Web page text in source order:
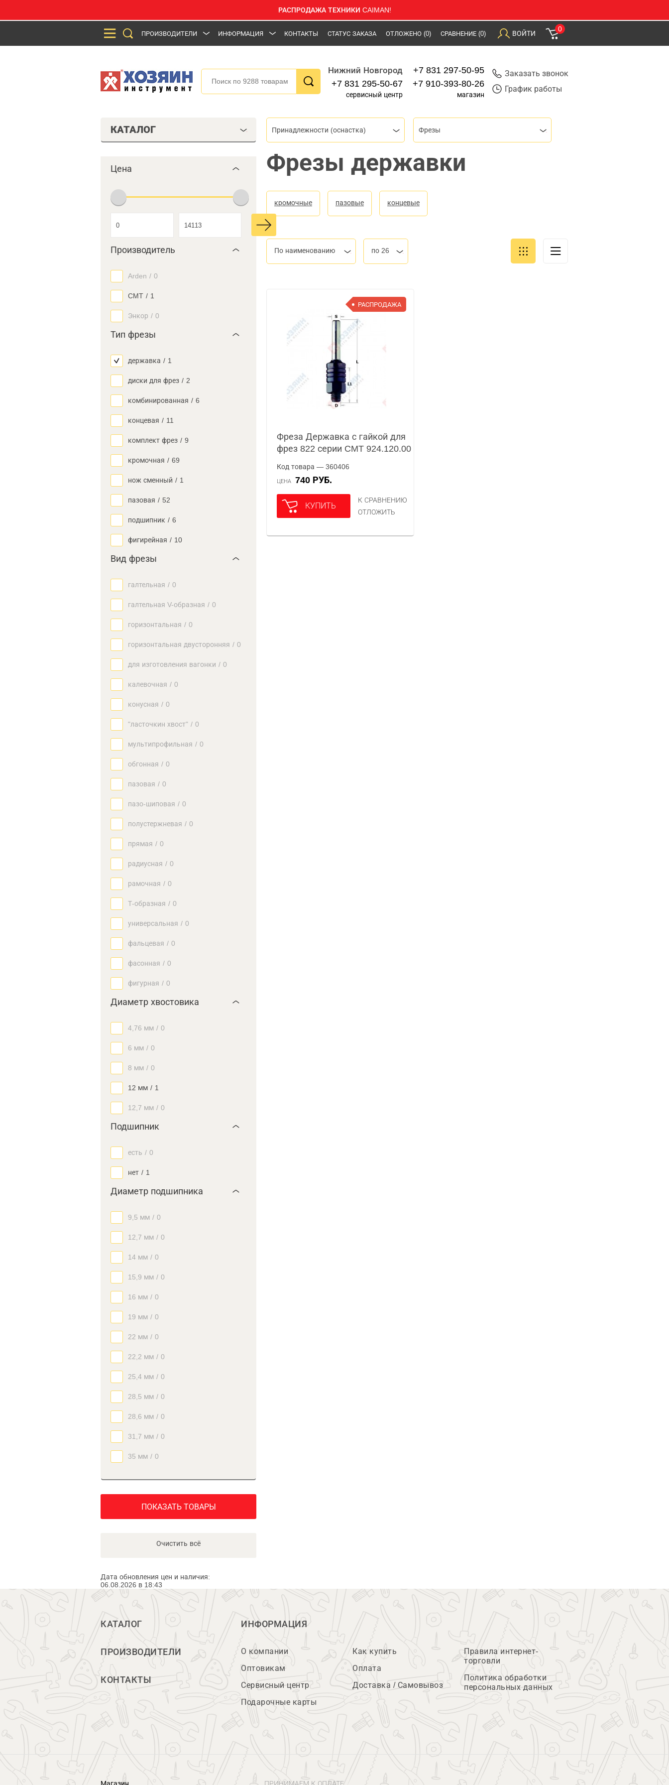
РАСПРОДАЖА ТЕХНИКИ CAIMAN!
ПРОИЗВОДИТЕЛИ ИНФОРМАЦИЯ КОНТАКТЫ СТАТУС ЗАКАЗА ОТЛОЖЕНО (0) СРАВНЕНИЕ (0) ВОЙТИ
0
Нижний Новгород
+7 831 295-50-67
сервисный центр
+7 831 297-50-95
+7 910-393-80-26
магазин
Заказать звонок
График работы
КАТАЛОГ
Цена
Производитель
Arden / 0
CMT / 1
Энкор / 0
Тип фрезы
державка / 1
диски для фрез / 2
комбинированная / 6
концевая / 11
комплект фрез / 9
кромочная / 69
нож сменный / 1
пазовая / 52
подшипник / 6
фигирейная / 10
Вид фрезы
галтельная / 0
галтельная V-образная / 0
горизонтальная / 0
горизонтальная двусторонняя / 0
для изготовления вагонки / 0
калевочная / 0
конусная / 0
"ласточкин хвост" / 0
мультипрофильная / 0
обгонная / 0
пазовая / 0
пазо-шиповая / 0
полустержневая / 0
прямая / 0
радиусная / 0
рамочная / 0
Т-образная / 0
универсальная / 0
фальцевая / 0
фасонная / 0
фигурная / 0
Диаметр хвостовика
4,76 мм / 0
6 мм / 0
8 мм / 0
12 мм / 1
12,7 мм / 0
Подшипник
есть / 0
нет / 1
Диаметр подшипника
9,5 мм / 0
12,7 мм / 0
14 мм / 0
15,9 мм / 0
16 мм / 0
19 мм / 0
22 мм / 0
22,2 мм / 0
25,4 мм / 0
28,5 мм / 0
28,6 мм / 0
31,7 мм / 0
35 мм / 0
ПОКАЗАТЬ ТОВАРЫ
Очистить всё
Дата обновления цен и наличия:
06.08.2026 в 18:43
Принадлежности (оснастка) Фрезы
Фрезы державки
кромочные пазовые концевые
По наименованию по 26
РАСПРОДАЖА
Фреза Державка с гайкой для
фрез 822 серии CMT 924.120.00
Код товара — 360406
ЦЕНА 740 РУБ.
КУПИТЬ
К СРАВНЕНИЮ
ОТЛОЖИТЬ
КАТАЛОГ
ПРОИЗВОДИТЕЛИ
КОНТАКТЫ
ИНФОРМАЦИЯ
О компании
Оптовикам
Сервисный центр
Подарочные карты
Как купить
Оплата
Доставка / Самовывоз
Правила интернет-
торговли
Политика обработки
персональных данных